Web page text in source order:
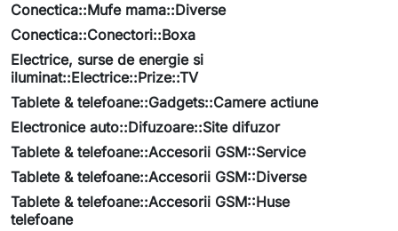
Conectica::Mufe mama::Diverse
Conectica::Conectori::Boxa
Electrice, surse de energie si
iluminat::Electrice::Prize::TV
Tablete & telefoane::Gadgets::Camere actiune
Electronice auto::Difuzoare::Site difuzor
Tablete & telefoane::Accesorii GSM::Service
Tablete & telefoane::Accesorii GSM::Diverse
Tablete & telefoane::Accesorii GSM::Huse
telefoane